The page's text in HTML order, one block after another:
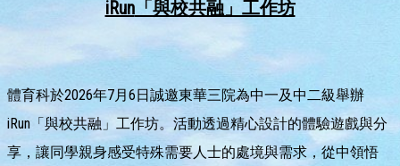
iRun「與校共融」工作坊
體育科於2026年7月6日誠邀東華三院為中一及中二級舉辦
iRun「與校共融」工作坊。活動透過精心設計的體驗遊戲與分
享，讓同學親身感受特殊需要人士的處境與需求，從中領悟